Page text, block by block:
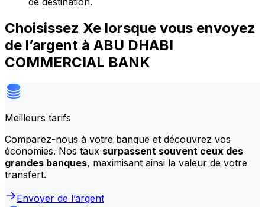
Choisissez Xe lorsque vous envoyez
de l’argent à ABU DHABI
COMMERCIAL BANK
Meilleurs tarifs
Comparez-nous à votre banque et découvrez vos
économies. Nos taux surpassent souvent ceux des
grandes banques, maximisant ainsi la valeur de votre
transfert.
Envoyer de l’argent